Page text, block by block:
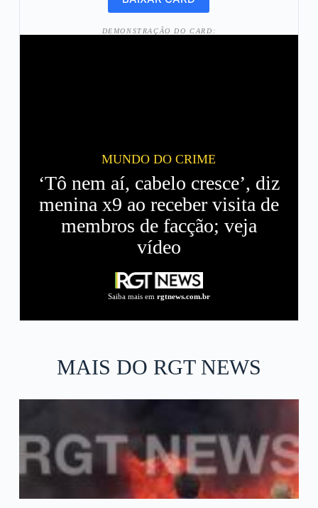
DEMONSTRAÇÃO DO CARD:
MUNDO DO CRIME
‘Tô nem aí, cabelo cresce’, diz
menina x9 ao receber visita de
membros de facção; veja
vídeo
Saiba mais em rgtnews.com.br
MAIS DO RGT NEWS